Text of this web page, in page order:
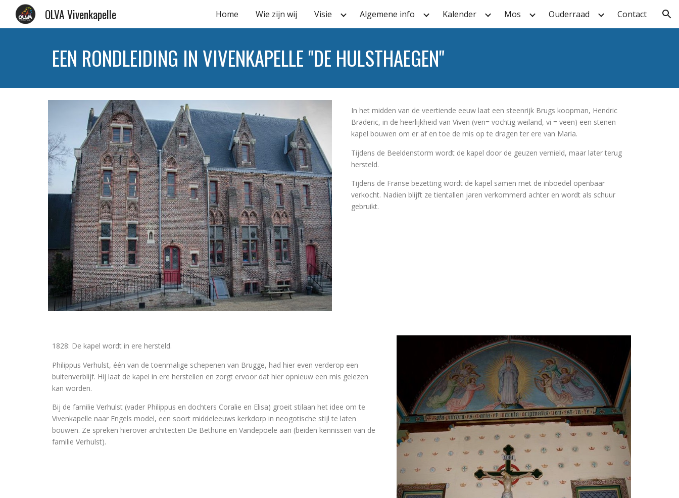
Skip to main content Skip to navigation
OLVA Vivenkapelle Home Wie zijn wij Visie Algemene info Kalender Mos Ouderraad Contact
EEN RONDLEIDING IN VIVENKAPELLE "DE HULSTHAEGEN"
In het midden van de veertiende eeuw laat een steenrijk Brugs koopman, Hendric
Braderic, in de heerlijkheid van Viven (ven= vochtig weiland, vi = veen) een stenen
kapel bouwen om er af en toe de mis op te dragen ter ere van Maria.
Tijdens de Beeldenstorm wordt de kapel door de geuzen vernield, maar later terug
hersteld.
Tijdens de Franse bezetting wordt de kapel samen met de inboedel openbaar
verkocht. Nadien blijft ze tientallen jaren verkommerd achter en wordt als schuur
gebruikt.
1828: De kapel wordt in ere hersteld.
Philippus Verhulst, één van de toenmalige schepenen van Brugge, had hier even verderop een
buitenverblijf. Hij laat de kapel in ere herstellen en zorgt ervoor dat hier opnieuw een mis gelezen
kan worden.
Bij de familie Verhulst (vader Philippus en dochters Coralie en Elisa) groeit stilaan het idee om te
Vivenkapelle naar Engels model, een soort middeleeuws kerkdorp in neogotische stijl te laten
bouwen. Ze spreken hierover architecten De Bethune en Vandepoele aan (beiden kennissen van de
familie Verhulst).